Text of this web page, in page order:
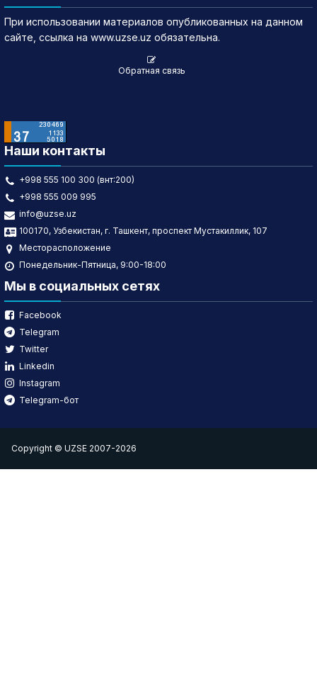
При использовании материалов опубликованных на данном
сайте, ссылка на www.uzse.uz обязательна.
Обратная связь
Наши контакты
+998 555 100 300 (внт:200)
+998 555 009 995
info@uzse.uz
100170, Узбекистан, г. Ташкент, проспект Мустакиллик, 107
Месторасположение
Понедельник-Пятница, 9:00-18:00
Мы в социальных сетях
Facebook
Telegram
Twitter
Linkedin
Instagram
Telegram-бот
Copyright © UZSE 2007-2026